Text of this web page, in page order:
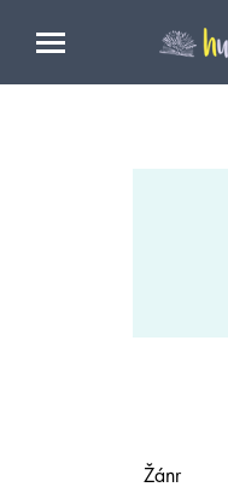
Žánr